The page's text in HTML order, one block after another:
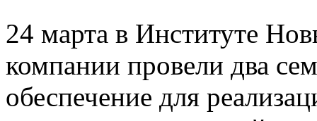
24 марта в Институте
компании провели два
обеспечение для